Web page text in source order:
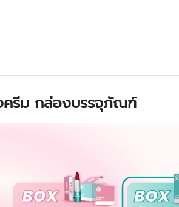
ครีม กล่องบรรจุภัณฑ์